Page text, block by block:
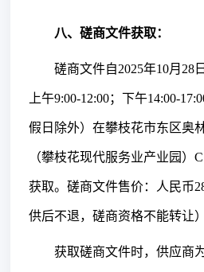
八、磋商文件获取：
磋商文件自2025年10月 28 日
上午9:00-12:00；下午14:00-
假日除外）在攀枝花市东区奥
（攀枝花现代服务业产业园）
获取。磋商文件售价：人民币
供后不退，磋商资格不能转让）
获取磋商文件时， 供应商